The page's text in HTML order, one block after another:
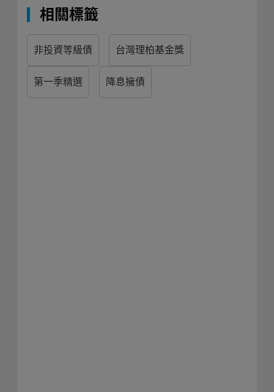
相關標籤
非投資等級債 台灣理柏基金獎
第一季精選 降息擁債